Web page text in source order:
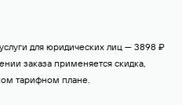
для юридических лиц — 3898 ₽
заказа применяется скидка,
тарифном плане.